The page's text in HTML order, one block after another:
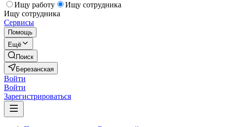
Ищу работу
Ищу сотрудника
Ищу сотрудника
Сервисы
Помощь
Ещё
Поиск
Березанская
Войти
Войти
Зарегистрироваться